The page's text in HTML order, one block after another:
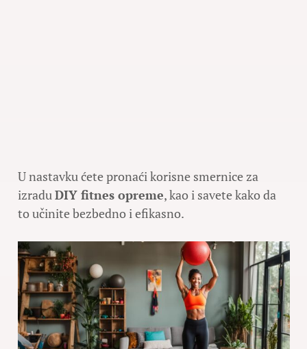
U nastavku ćete pronaći korisne smernice za
izraduDIY fitnes opreme, kao i savete kako da
to učinite bezbedno i efikasno.